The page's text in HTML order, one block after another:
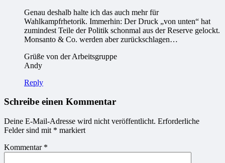
Genau deshalb halte ich das auch mehr für
Wahlkampfrhetorik. Immerhin: Der Druck „von unten“ hat
zumindest Teile der Politik schonmal aus der Reserve gelockt.
Monsanto & Co. werden aber zurückschlagen…
Grüße von der Arbeitsgruppe
Andy
Reply
Schreibe einen Kommentar
Deine E-Mail-Adresse wird nicht veröffentlicht. Erforderliche
Felder sind mit * markiert
Kommentar *